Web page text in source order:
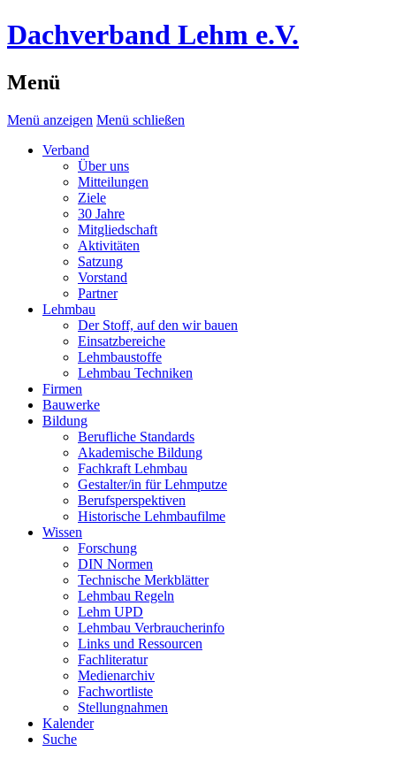
Dachverband Lehm e.V.
Menü
Menü anzeigen Menü schließen
Verband
Über uns
Mitteilungen
Ziele
30 Jahre
Mitgliedschaft
Aktivitäten
Satzung
Vorstand
Partner
Lehmbau
Der Stoff, auf den wir bauen
Einsatzbereiche
Lehmbaustoffe
Lehmbau Techniken
Firmen
Bauwerke
Bildung
Berufliche Standards
Akademische Bildung
Fachkraft Lehmbau
Gestalter/in für Lehmputze
Berufsperspektiven
Historische Lehmbaufilme
Wissen
Forschung
DIN Normen
Technische Merkblätter
Lehmbau Regeln
Lehm UPD
Lehmbau Verbraucherinfo
Links und Ressourcen
Fachliteratur
Medienarchiv
Fachwortliste
Stellungnahmen
Kalender
Suche